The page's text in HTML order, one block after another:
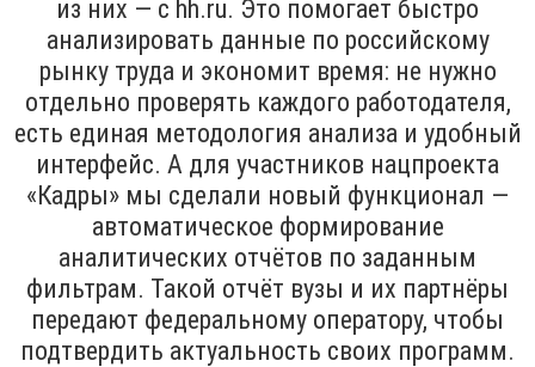
из них — с hh.ru. Это помогает быстро
анализировать данные по российскому
рынку труда и экономит время: не нужно
отдельно проверять каждого работодателя,
есть единая методология анализа и удобный
интерфейс. А для участников нацпроекта
«Кадры» мы сделали новый функционал —
автоматическое формирование
аналитических отчётов по заданным
фильтрам. Такой отчёт вузы и их партнёры
передают федеральному оператору, чтобы
подтвердить актуальность своих программ.